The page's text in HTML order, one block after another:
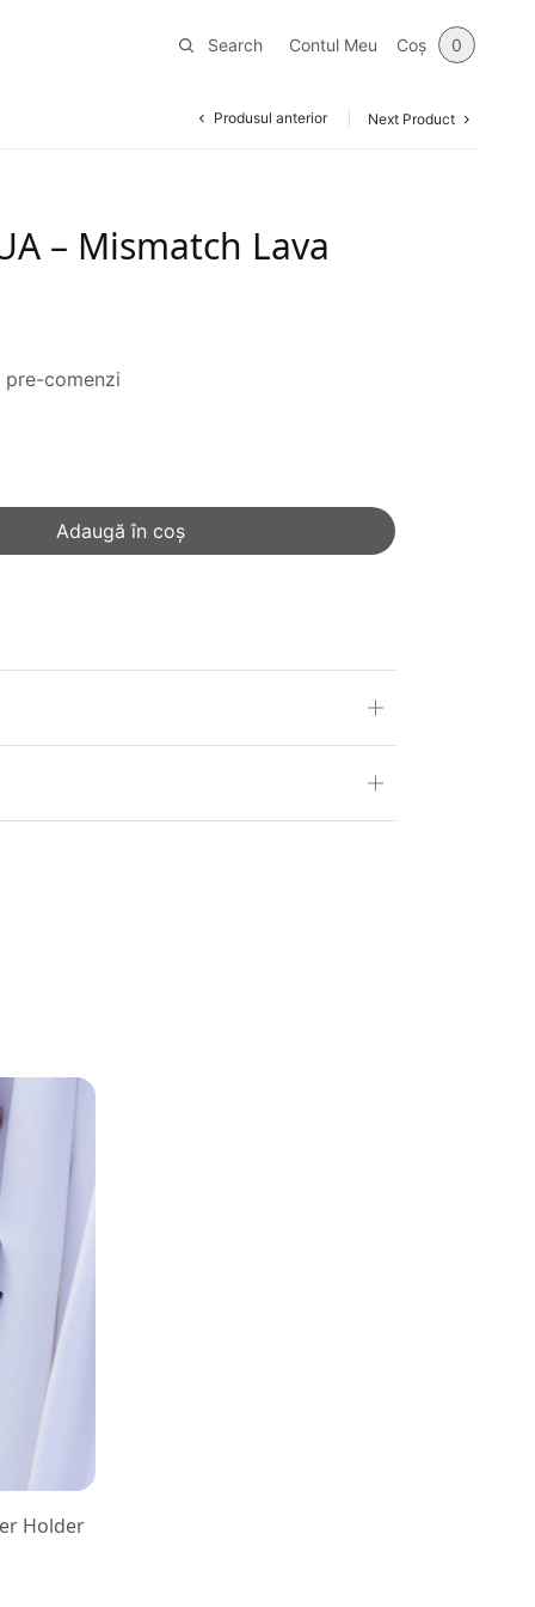
Search Contul Meu Coș 0
Produsul anterior Next Product
– Mismatch Lava
comenzi
Adaugă în coș
Holder